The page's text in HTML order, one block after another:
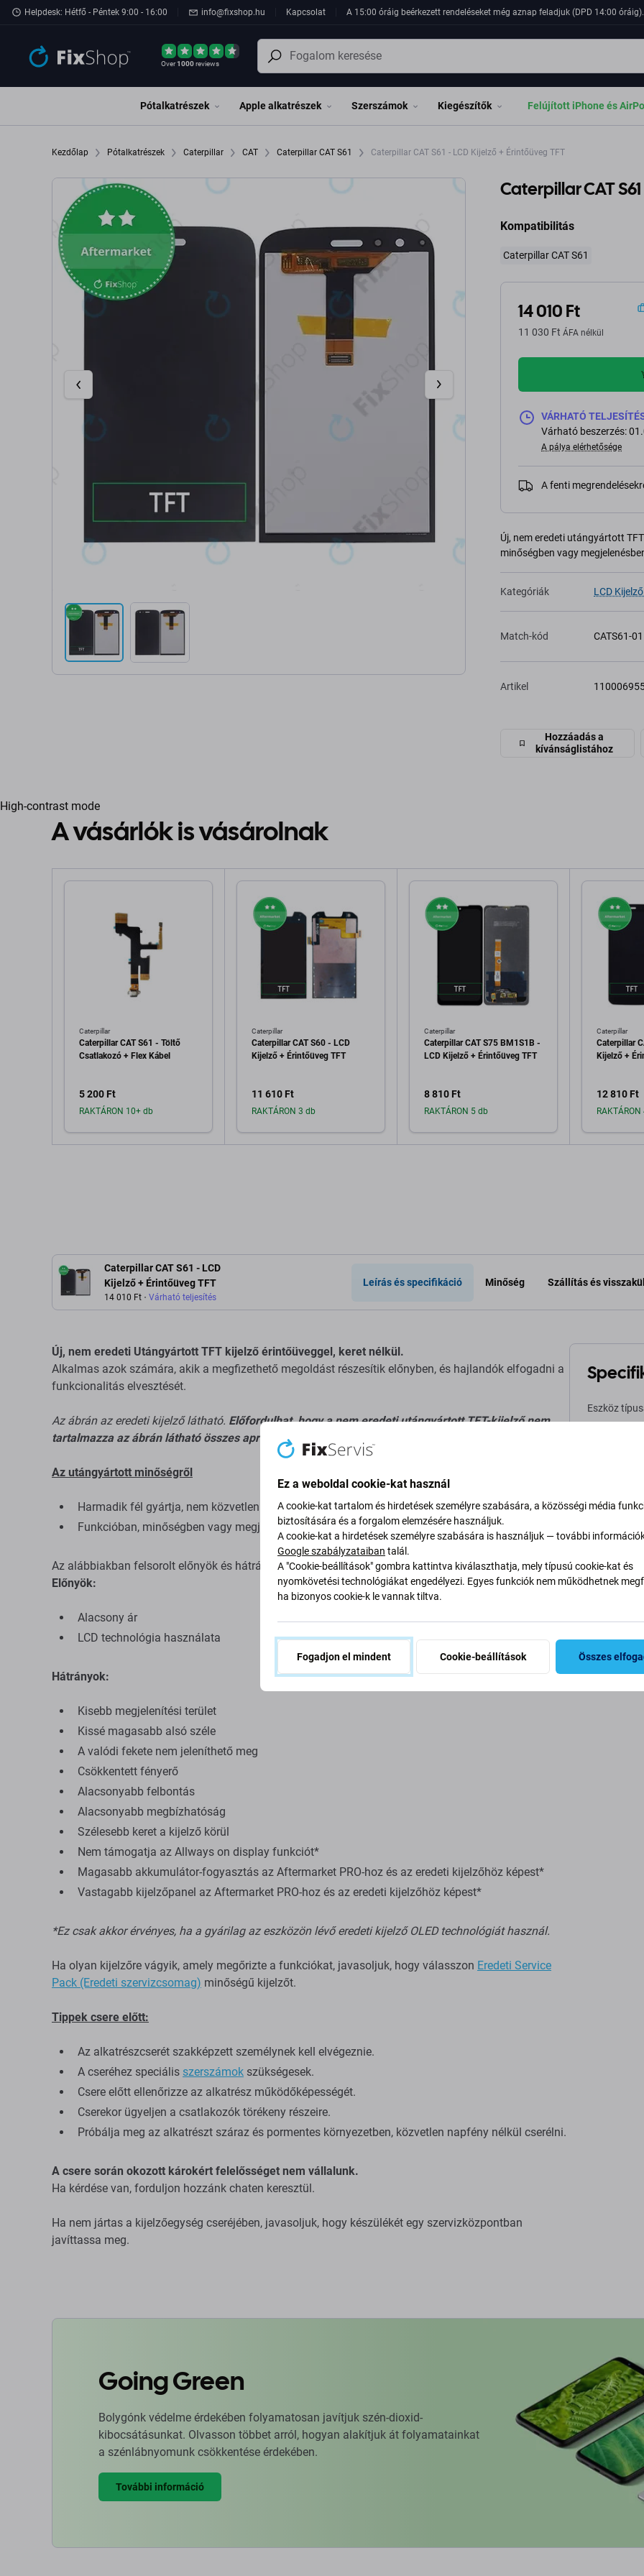
Ugrás az oldal fő részéhez
Helpdesk: Hétfő - Péntek 9:00 - 16:00 info@fixshop.hu Kapcsolat A 15:00 óráig beérkezett rendeléseket még aznap feladjuk (DPD 14:00
Over1000reviews
Pótalkatrészek Apple alkatrészek Szerszámok Kiegészítők Felújított iPhone és
Kezdőlap Pótalkatrészek Caterpillar CAT Caterpillar CAT S61 Caterpillar CAT S61 - LCD Kijelző + Érintőüveg TFT
Caterpillar CAT
Kompatibilitás
Caterpillar CAT S61
14 010 Ft
11 030 Ft ÁFA nélkül
VÁRHATÓ
Várható beszerzés:
A pálya elérhetősége
A fenti
Új, nem eredeti utángyártott
minőségben vagy
Kategóriák LCD
Match-kód CATS61-01
Artikel
Hozzáadás a
kívánságlistához
High-contrast mode
A vásárlók is vásárolnak
Caterpillar
Caterpillar CAT S61 - Töltő
Csatlakozó + Flex Kábel
5 200 Ft
RAKTÁRON 10+ db
Caterpillar
Caterpillar CAT S60 - LCD
Kijelző + Érintőüveg TFT
11 610 Ft
RAKTÁRON 3 db
Caterpillar
Caterpillar CAT S75 BM1S1B -
LCD Kijelző + Érintőüveg TFT
8 810 Ft
RAKTÁRON 5 db
Caterpillar
Caterpillar
Kijelző +
12 810 Ft
Caterpillar CAT S61 - LCD
Kijelző + Érintőüveg TFT
14 010 Ft Várható teljesítés
Leírás és specifikáció Minőség Szállítás és
Új, nem eredeti Utángyártott TFT kijelző érintőüveggel, keret nélkül.
Alkalmas azok számára, akik a megfizethető megoldást részesítik előnyben, és hajlandók elfogadni a
funkcionalitás elvesztését.
Az ábrán az eredeti kijelző látható. Előfordulhat, hogy a nem eredeti utángyártott TFT-kijelző nem
tartalmazza az ábrán látható összes apró alkatrészt
Az utángyártott minőségről
Harmadik fél gyártja, nem közvetlenül a berendezés gyártója.
Funkcióban, minőségben vagy megjelenésben eltérések vannak.
Az alábbiakban felsorolt ​​előnyök és hátrányok az eredeti gyártó kijelzőjéhez viszonyítva.
Előnyök:
Alacsony ár
LCD technológia használata
Hátrányok:
Kisebb megjelenítési terület
Kissé magasabb alsó széle
A valódi fekete nem jeleníthető meg
Csökkentett fényerő
Alacsonyabb felbontás
Alacsonyabb megbízhatóság
Szélesebb keret a kijelző körül
Nem támogatja az Allways on display funkciót*
Magasabb akkumulátor-fogyasztás az Aftermarket PRO-hoz és az eredeti kijelzőhöz képest*
Vastagabb kijelzőpanel az Aftermarket PRO-hoz és az eredeti kijelzőhöz képest*
*Ez csak akkor érvényes, ha a gyárilag az eszközön lévő eredeti kijelző OLED technológiát használ.
Ha olyan kijelzőre vágyik, amely megőrizte a funkciókat, javasoljuk, hogy válasszon Eredeti Service
Pack (Eredeti szervizcsomag) minőségű kijelzőt.
Tippek csere előtt:
Az alkatrészcserét szakképzett személynek kell elvégeznie.
A cseréhez speciális szerszámok szükségesek.
Csere előtt ellenőrizze az alkatrész működőképességét.
Cserekor ügyeljen a csatlakozók törékeny részeire.
Próbálja meg az alkatrészt száraz és pormentes környezetben, közvetlen napfény nélkül cserélni.
A csere során okozott károkért felelősséget nem vállalunk.
Ha kérdése van, forduljon hozzánk chaten keresztül.
Ha nem jártas a kijelzőegység cseréjében, javasoljuk, hogy készülékét egy szervizközpontban
javíttassa meg.
Eszköz
EAN
Going Green
Bolygónk védelme érdekében folyamatosan javítjuk szén-dioxid-
kibocsátásunkat. Olvasson többet arról, hogyan alakítjuk át folyamatainkat
a szénlábnyomunk csökkentése érdekében.
További információ
Ez a weboldal cookie-kat használ
A cookie-kat tartalom és hirdetések személyre szabására, a közösségi média
biztosítására és a forgalom elemzésére használjuk.
A cookie-kat a hirdetések személyre szabására is használjuk — további
Google szabályzataiban talál.
A "Cookie-beállítások" gombra kattintva kiválaszthatja, mely típusú cookie-kat és
nyomkövetési technológiákat engedélyezi. Egyes funkciók nem működhetnek
ha bizonyos cookie-k le vannak tiltva.
Fogadjon el mindent Cookie-beállítások Összes